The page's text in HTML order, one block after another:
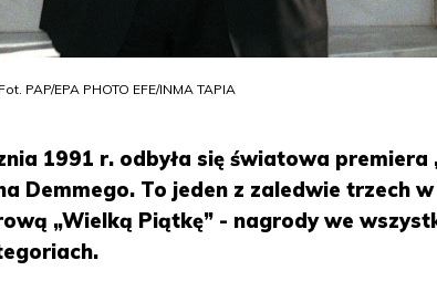
PAP/EPA PHOTO EFE/INMA TAPIA
1991 r. odbyła się światowa premiera
Demmego. To jeden z zaledwie trzech
„Wielką Piątkę” - nagrody we